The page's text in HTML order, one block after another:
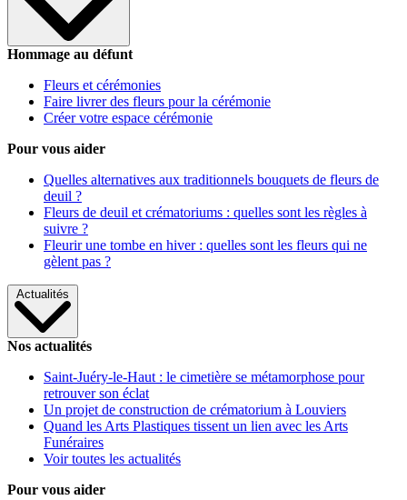
Hommage au défunt
Fleurs et cérémonies
Faire livrer des fleurs pour la cérémonie
Créer votre espace cérémonie
Pour vous aider
Quelles alternatives aux traditionnels bouquets de fleurs de
deuil ?
Fleurs de deuil et crématoriums : quelles sont les règles à
suivre ?
Fleurir une tombe en hiver : quelles sont les fleurs qui ne
gèlent pas ?
Actualités
Nos actualités
Saint-Juéry-le-Haut : le cimetière se métamorphose pour
retrouver son éclat
Un projet de construction de crématorium à Louviers
Quand les Arts Plastiques tissent un lien avec les Arts
Funéraires
Voir toutes les actualités
Pour vous aider